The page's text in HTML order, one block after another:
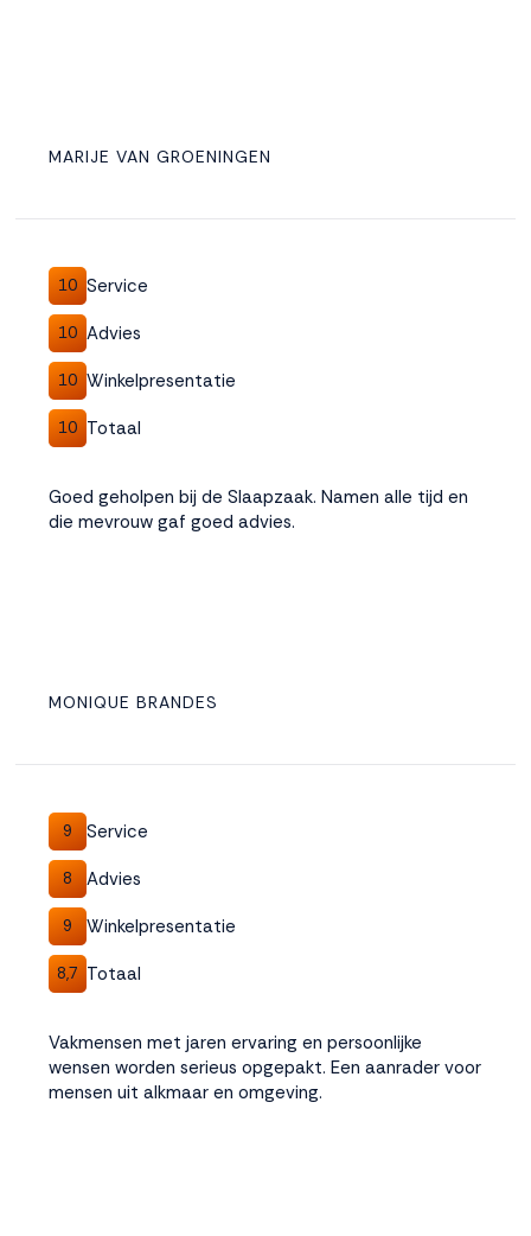
MARIJE VAN GROENINGEN
10 Service
10 Advies
10 Winkelpresentatie
10 Totaal
Goed geholpen bij de Slaapzaak. Namen alle tijd en
die mevrouw gaf goed advies.
MONIQUE BRANDES
9 Service
8 Advies
9 Winkelpresentatie
8,7 Totaal
Vakmensen met jaren ervaring en persoonlijke
wensen worden serieus opgepakt. Een aanrader voor
mensen uit alkmaar en omgeving.